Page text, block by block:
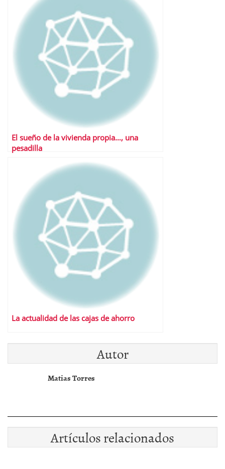
El sueño de la vivienda propia…, una
pesadilla
La actualidad de las cajas de ahorro
Autor
Matias Torres
Artículos relacionados